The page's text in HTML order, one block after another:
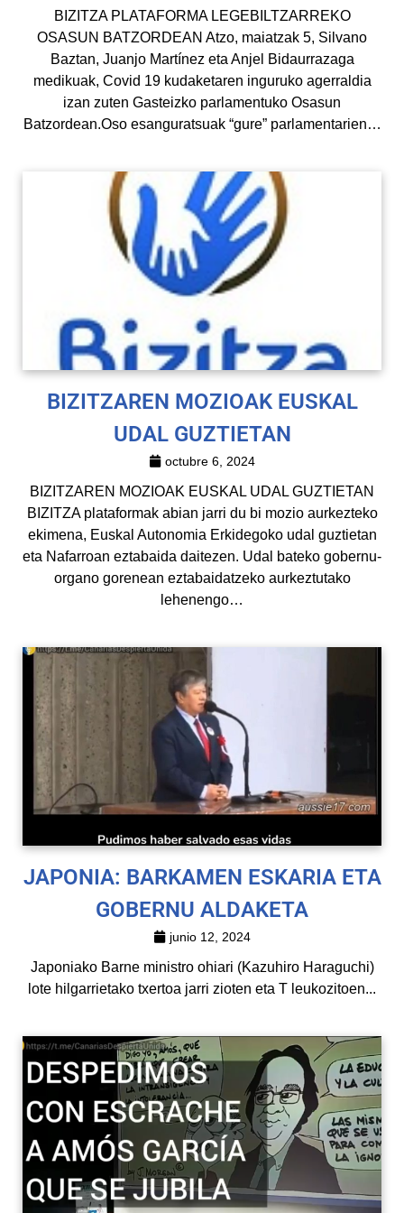
BIZITZA PLATAFORMA LEGEBILTZARREKO
OSASUN BATZORDEAN Atzo, maiatzak 5, Silvano
Baztan, Juanjo Martínez eta Anjel Bidaurrazaga
medikuak, Covid 19 kudaketaren inguruko agerraldia
izan zuten Gasteizko parlamentuko Osasun
Batzordean.Oso esanguratsuak “gure” parlamentarien…
BIZITZAREN MOZIOAK EUSKAL
UDAL GUZTIETAN
octubre 6, 2024
BIZITZAREN MOZIOAK EUSKAL UDAL GUZTIETAN
BIZITZA plataformak abian jarri du bi mozio aurkezteko
ekimena, Euskal Autonomia Erkidegoko udal guztietan
eta Nafarroan eztabaida daitezen. Udal bateko gobernu-
organo gorenean eztabaidatzeko aurkeztutako
lehenengo…
JAPONIA: BARKAMEN ESKARIA ETA
GOBERNU ALDAKETA
junio 12, 2024
Japoniako Barne ministro ohiari (Kazuhiro Haraguchi)
lote hilgarrietako txertoa jarri zioten eta T leukozitoen...